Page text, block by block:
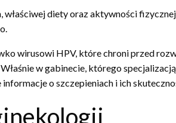
właściwej diety oraz aktywności
wirusowi HPV, które chroni przed
w gabinecie, którego
o szczepieniach i ich